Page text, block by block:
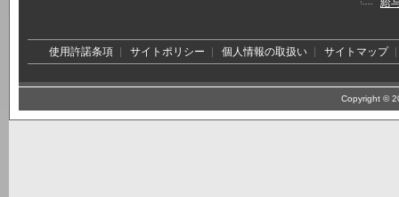
給
使用許諾条項 サイトポリシー 個人情報の取扱い サイトマップ
Copyright ©